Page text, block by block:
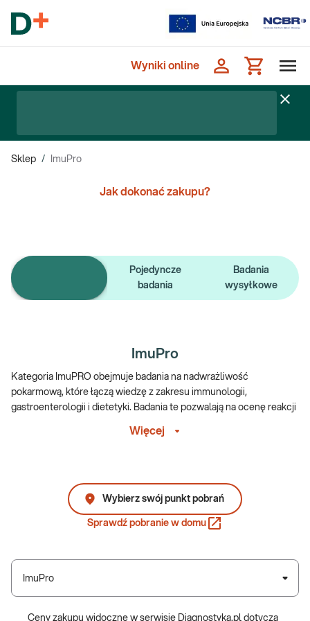
Wyniki online
Sklep / ImuPro
Jak dokonać zakupu?
Pojedyncze
badania
Badania
wysyłkowe
ImuPro
Kategoria ImuPRO obejmuje badania na nadwrażliwość
pokarmową, które łączą wiedzę z zakresu immunologii,
gastroenterologii i dietetyki. Badania te pozwalają na ocenę reakcji
w lepszym zrozumieniu źródeł dolegliwości, poprawie komfortu
ImuPRO – korzyści dla pacjenta
Identyfikacja nadwrażliwości pokarmowych
składniki żywności, w tym możliwe nadwrażliwości IgG. Pomaga to
określić, które produkty mogą wpływać niekorzystnie na
samopoczucie i funkcjonowanie układu pokarmowego.
Więcej
Sprawdź pobranie w domu
Wybierz swój punkt pobrań
ImuPro
Ceny zakupu widoczne w serwisie Diagnostyka.pl dotyczą